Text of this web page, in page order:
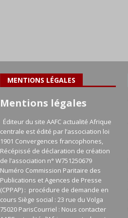
MENTIONS LÉGALES
Mentions légales
Éditeur du site AAFC actualité Afrique
centrale est édité par l’association loi
1901 Convergences francophones,
Récépissé de déclaration de création
de l’association n° W751250679
Numéro Commission Paritaire des
Publications et Agences de Presse
(CPPAP) : procédure de demande en
cours Siège social : 23 rue du Volga
75020 ParisCourriel : Nous contacter